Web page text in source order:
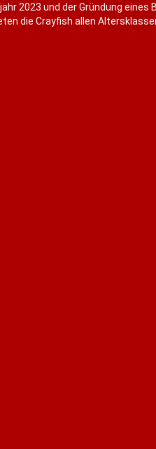
2023 und der Gründung
die Crayfish allen